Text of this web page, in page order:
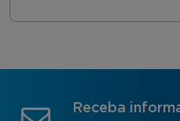
Receba